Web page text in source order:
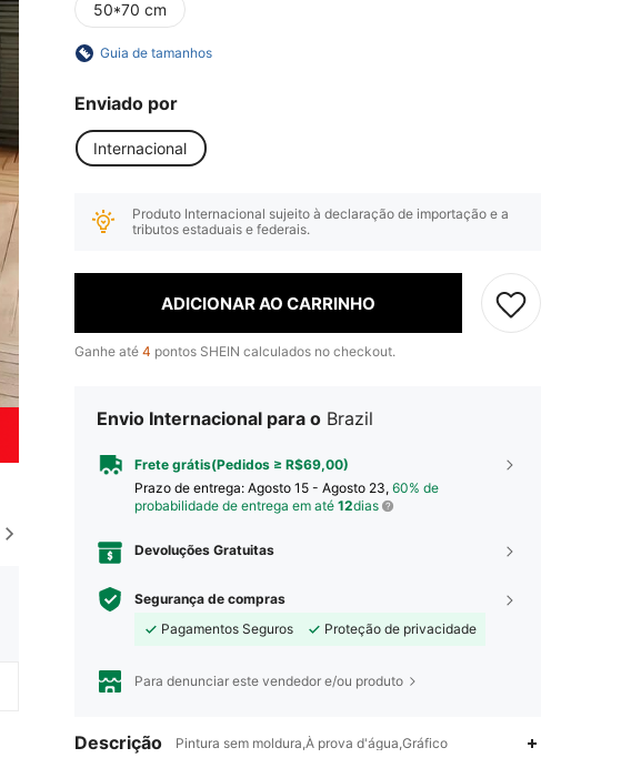
50*70 cm
Guia de tamanhos
Enviado por
Internacional
Produto Internacional sujeito à declaração de importação e a
tributos estaduais e federais.
ADICIONAR AO CARRINHO
Ganhe até 4 pontos SHEIN calculados no checkout.
Envio Internacional para o Brazil
Frete grátis(Pedidos ≥ R$69,00)
Prazo de entrega: Agosto 15 - Agosto 23, 60% de
probabilidade de entrega em até 12dias
Devoluções Gratuitas
Segurança de compras
Pagamentos Seguros
Proteção de privacidade
Para denunciar este vendedor e/ou produto
Descrição Pintura sem moldura,À prova d'água,Gráfico